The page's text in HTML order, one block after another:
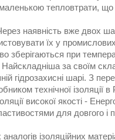
маленькою тепловтрати,
наявність вже двох
їх у
зберігаються при
за своїм
гідрозахисні шарі. З
технічної ізоляції
високої якості -
для довгого і
ізоляційних